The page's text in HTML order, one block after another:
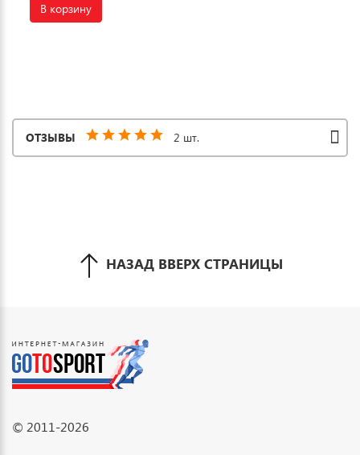
В корзину
ОТЗЫВЫ 2 шт.
НАЗАД ВВЕРХ СТРАНИЦЫ
© 2011-2026